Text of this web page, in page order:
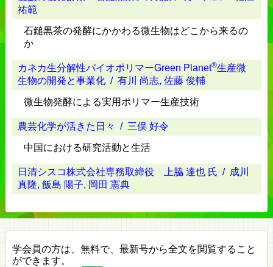
祐範
石鎚黒茶の発酵にかかわる微生物はどこから来るの
か
カネカ生分解性バイオポリマーGreen Planet®生産微
生物の開発と事業化 / 有川 尚志, 佐藤 俊輔
微生物発酵による実用ポリマー生産技術
農芸化学が活きた日々 / 三俣 好令
中国における研究活動と生活
日清シスコ株式会社専務取締役 上脇 達也 氏 / 成川
真隆, 飯島 陽子, 岡田 憲典
学会員の方は、無料で、最新号から全文を閲覧すること
ができます。